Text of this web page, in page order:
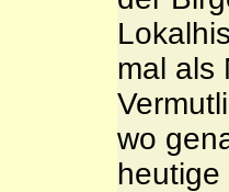
mal als
wo